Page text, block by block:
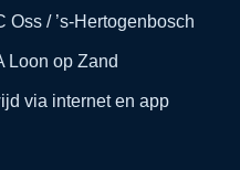
Oss / ’s-Hertogenbosch
Loon op Zand
via internet en app